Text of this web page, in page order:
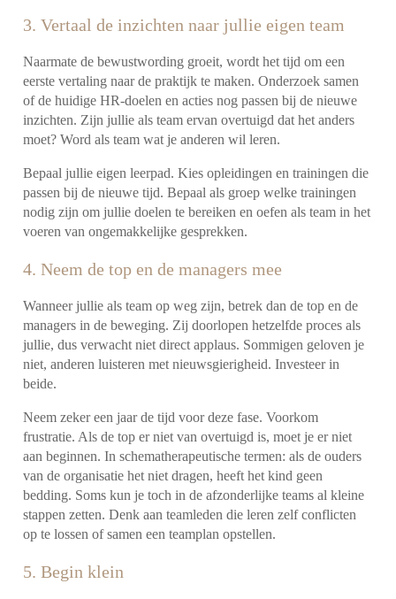
3. Vertaal de inzichten naar jullie eigen team
Naarmate de bewustwording groeit, wordt het tijd om een
eerste vertaling naar de praktijk te maken. Onderzoek samen
of de huidige HR-doelen en acties nog passen bij de nieuwe
inzichten. Zijn jullie als team ervan overtuigd dat het anders
moet? Word als team wat je anderen wil leren.
Bepaal jullie eigen leerpad. Kies opleidingen en trainingen die
passen bij de nieuwe tijd. Bepaal als groep welke trainingen
nodig zijn om jullie doelen te bereiken en oefen als team in het
voeren van ongemakkelijke gesprekken.
4. Neem de top en de managers mee
Wanneer jullie als team op weg zijn, betrek dan de top en de
managers in de beweging. Zij doorlopen hetzelfde proces als
jullie, dus verwacht niet direct applaus. Sommigen geloven je
niet, anderen luisteren met nieuwsgierigheid. Investeer in
beide.
Neem zeker een jaar de tijd voor deze fase. Voorkom
frustratie. Als de top er niet van overtuigd is, moet je er niet
aan beginnen. In schematherapeutische termen: als de ouders
van de organisatie het niet dragen, heeft het kind geen
bedding. Soms kun je toch in de afzonderlijke teams al kleine
stappen zetten. Denk aan teamleden die leren zelf conflicten
op te lossen of samen een teamplan opstellen.
5. Begin klein